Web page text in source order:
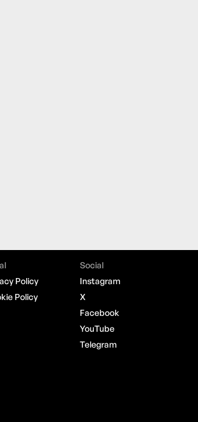
Policy
Policy
Social
Instagram
X
Facebook
YouTube
Telegram